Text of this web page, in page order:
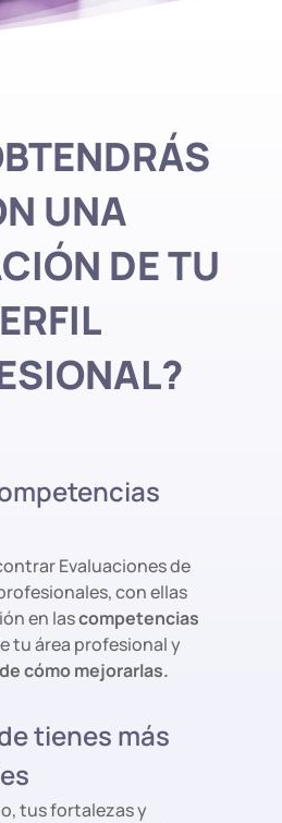
UNA
DE TU
Evaluaciones de
con ellas
en lascompetencias
tu área profesional y
cómo mejorarlas.
tienes más
tus fortalezas y